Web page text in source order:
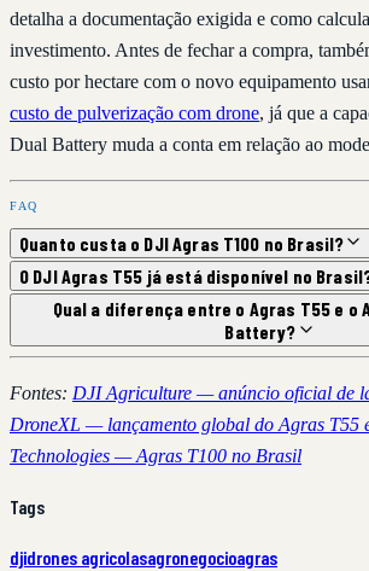
detalha a documentação exigida e como
investimento. Antes de fechar a compra,
custo por hectare com o novo equipamento
custo de pulverização com drone, já que a
Dual Battery muda a conta em relação ao
FAQ
Quanto custa o DJI Agras T100 no Brasil?
O DJI Agras T55 já está disponível no
Qual a diferença entre o Agras T55 e o
Battery?
Fontes: DJI Agriculture — anúncio oficial de
DroneXL — lançamento global do Agras T55
Technologies — Agras T100 no Brasil
Tags
djidrones agricolasagronegocioagras